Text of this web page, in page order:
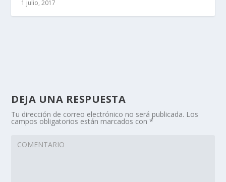
1 julio, 2017
DEJA UNA RESPUESTA
Tu dirección de correo electrónico no será publicada. Los
campos obligatorios están marcados con*